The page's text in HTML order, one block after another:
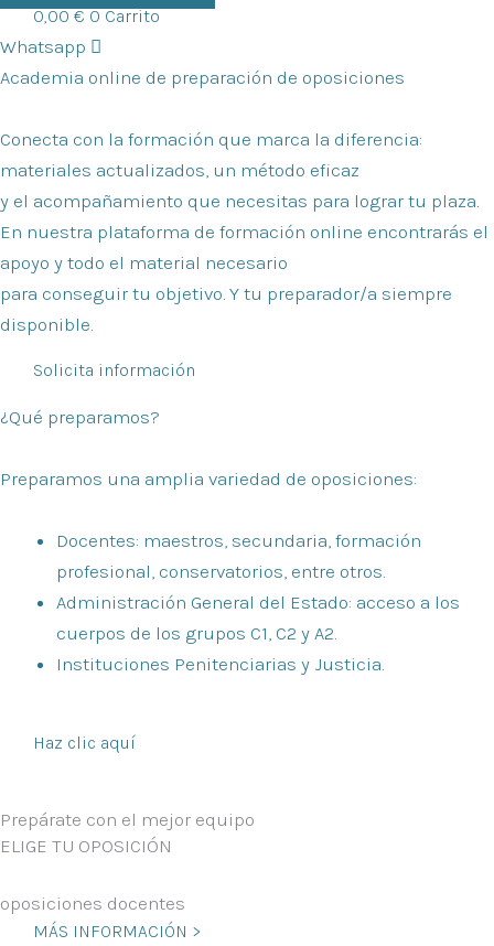
0,00€ 0 Carrito
Whatsapp
Academia online de preparación de oposiciones
Conecta con la formación que marca la diferencia:
materiales actualizados, un método eficaz
y el acompañamiento que necesitas para lograr tu plaza.
En nuestra plataforma de formación online encontrarás el
apoyo y todo el material necesario
para conseguir tu objetivo. Y tu preparador/a siempre
disponible.
Solicita información
¿Qué preparamos?
Preparamos una amplia variedad de oposiciones:
Docentes: maestros, secundaria, formación
profesional, conservatorios, entre otros.
Administración General del Estado: acceso a los
cuerpos de los grupos C1, C2 y A2.
Instituciones Penitenciarias y Justicia.
Haz clic aquí
Prepárate con el mejor equipo
ELIGE TU OPOSICIÓN
oposiciones docentes
MÁS INFORMACIÓN >